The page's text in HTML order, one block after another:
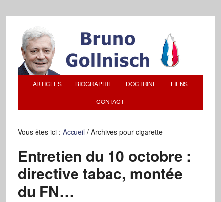
ARTICLES BIOGRAPHIE DOCTRINE LIENS
CONTACT
Vous êtes ici : Accueil /Archives pour cigarette
Entretien du 10 octobre :
directive tabac, montée
du FN…